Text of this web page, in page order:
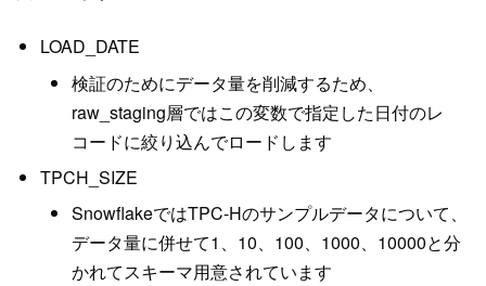
LOAD_DATE
検証のためにデータ量を削減するため、
raw_staging層ではこの変数で指定した日付のレ
コードに絞り込んでロードします
TPCH_SIZE
SnowflakeではTPC-Hのサンプルデータについて、
データ量に併せて1、10、100、1000、10000と分
かれてスキーマ用意されています